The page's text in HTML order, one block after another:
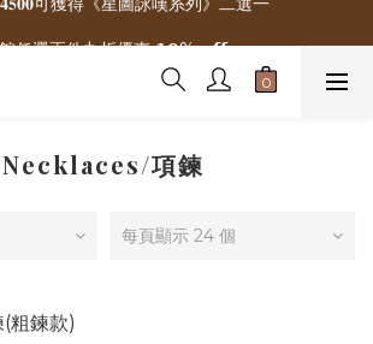
任選兩件九折優惠 𝟭𝟬% 𝙤𝙛𝙛
🌟 新加入會員贈300元購物金
Necklaces/項鍊
每頁顯示 24 個